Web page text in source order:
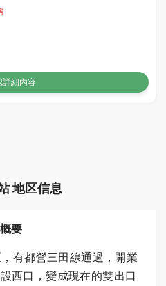
詳細內容
地区信息
概要
有都營三田線通過，開業
西口，變成現在的雙出口